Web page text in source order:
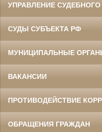
УПРАВЛЕНИЕ
СУДЫ СУБЪЕКТА РФ
МУНИЦИПАЛЬНЫЕ
ВАКАНСИИ
ПРОТИВОДЕЙСТВИЕ
ОБРАЩЕНИЯ ГРАЖДАН